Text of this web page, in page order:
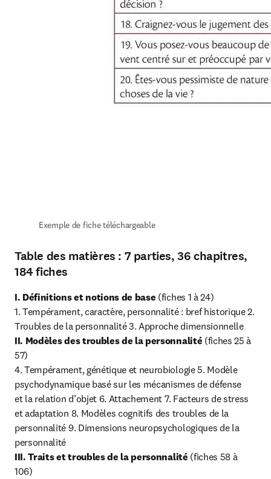
Exemple de fiche téléchargeable
Table des matières : 7 parties, 36 chapitres,
184 fiches
I. Définitions et notions de base (fiches 1 à 24)
1. Tempérament, caractère, personnalité : bref historique 2.
Troubles de la personnalité 3. Approche dimensionnelle
II. Modèles des troubles de la personnalité (fiches 25 à
57)
4. Tempérament, génétique et neurobiologie 5. Modèle
psychodynamique basé sur les mécanismes de défense
et la relation d’objet 6. Attachement 7. Facteurs de stress
et adaptation 8. Modèles cognitifs des troubles de la
personnalité 9. Dimensions neuropsychologiques de la
III. Traits et troubles de la personnalité (fiches 58 à
106)